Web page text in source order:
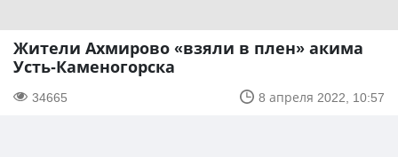
Жители Ахмирово «взяли в плен» акима
Усть-Каменогорска
34665 8 апреля 2022, 10:57